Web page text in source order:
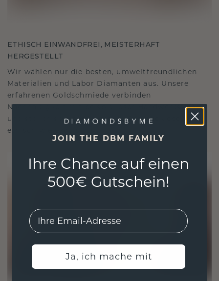
ETHISCH EINWANDFREI, MEISTERHAFT
HERGESTELLT
Wir wählen nur die besten, umweltfreundlichen
Materialien und Labor Diamanten aus. Unsere
erfahrenen Goldschmiede verbinden
Nachhaltigkeit mit beispielloser Handwerkskunst
und stellen so sicher, dass Ihr Schmuck ebenso
ethisch wie exquisit ist.
JOIN THE DBM FAMILY
Ihre Chance auf einen
500€ Gutschein!
EMail
Ja, ich mache mit